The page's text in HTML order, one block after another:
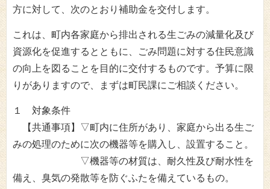
方に対して、次のとおり補助金を交付します。
これは、町内各家庭から排出される生ごみの減量化及び
資源化を促進するとともに、ごみ問題に対する住民意識
の向上を図ることを目的に交付するものです。予算に限
りがありますので、まずは町民課にご相談ください。
１ 対象条件
【共通事項】▽町内に住所があり、家庭から出る生ご
みの処理のために次の機器等を購入し、設置すること。
▽機器等の材質は、耐久性及び耐水性を
備え、臭気の発散等を防ぐふたを備えているもの。